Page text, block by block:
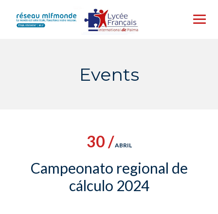
content
Events
30 /ABRIL
Campeonato regional de
cálculo 2024